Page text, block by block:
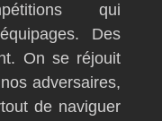
qui
Des
On se réjouit
adversaires,
de naviguer